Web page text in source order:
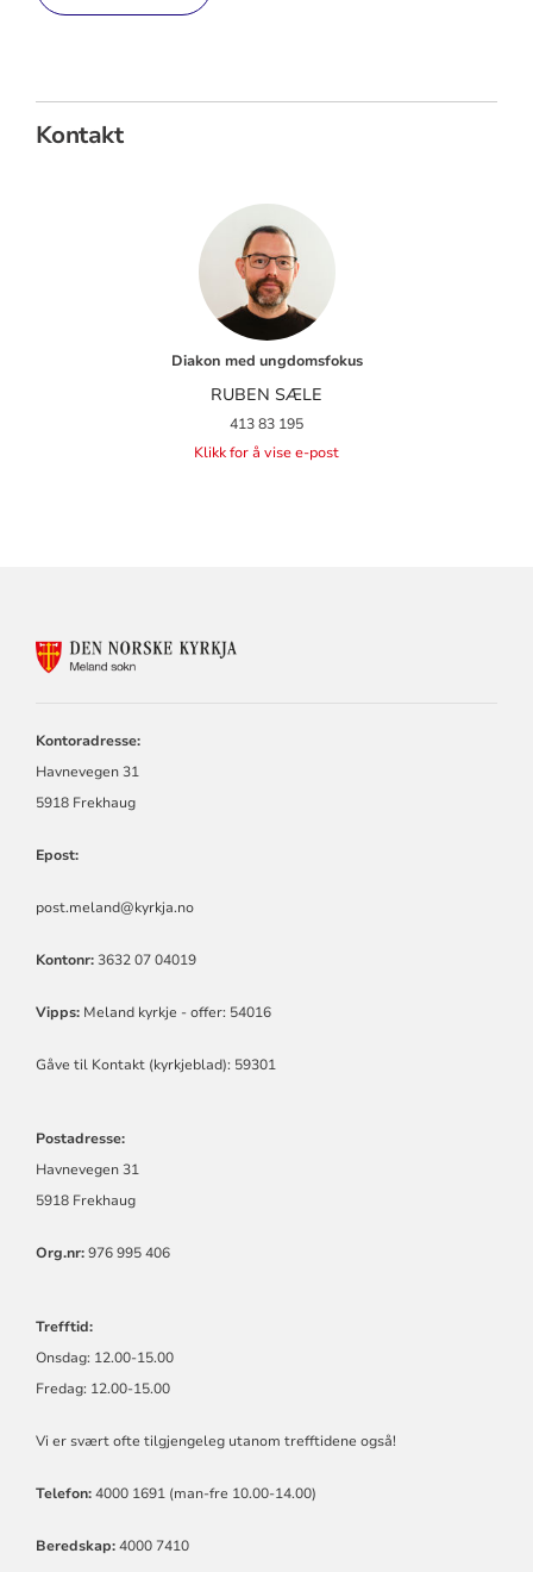
Kontakt
Diakon med ungdomsfokus
RUBEN SÆLE
413 83 195
Klikk for å vise e-post
Kontoradresse:
Havnevegen 31
5918 Frekhaug
Epost:
post.meland@kyrkja.no
Kontonr:3632 07 04019
Vipps:Meland kyrkje - offer: 54016
Gåve til Kontakt (kyrkjeblad): 59301
Postadresse:
Havnevegen 31
5918 Frekhaug
Org.nr:976 995 406
Trefftid:
Onsdag: 12.00-15.00
Fredag: 12.00-15.00
Vi er svært ofte tilgjengeleg utanom trefftidene også!
Telefon:4000 1691 (man-fre 10.00-14.00)
Beredskap:4000 7410